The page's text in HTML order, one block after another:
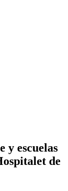
y escuelas
de